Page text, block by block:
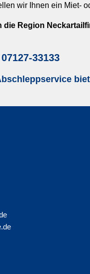
wir Ihnen ein Miet-
die Region
33133